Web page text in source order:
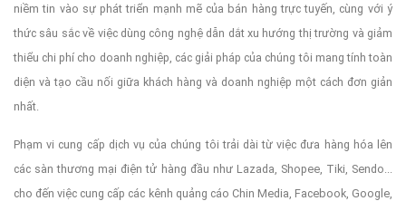
niềm tin vào sự phát triển mạnh mẽ của bán hàng trực tuyến, cùng với ý
thức sâu sắc về việc dùng công nghệ dẫn dắt xu hướng thị trường và giảm
thiểu chi phí cho doanh nghiệp, các giải pháp của chúng tôi mang tính toàn
diện và tạo cầu nối giữa khách hàng và doanh nghiệp một cách đơn giản
nhất.
Phạm vi cung cấp dịch vụ của chúng tôi trải dài từ việc đưa hàng hóa lên
các sàn thương mại điện tử hàng đầu như Lazada, Shopee, Tiki, Sendo...
cho đến việc cung cấp các kênh quảng cáo Chin Media, Facebook, Google,